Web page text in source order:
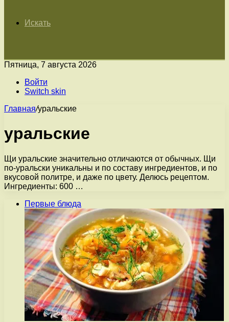
Искать
Пятница, 7 августа 2026
Войти
Switch skin
Главная/уральские
уральские
Щи уральские значительно отличаются от обычных. Щи
по-уральски уникальны и по составу ингредиентов, и по
вкусовой политре, и даже по цвету. Делюсь рецептом.
Ингредиенты: 600 …
Первые блюда